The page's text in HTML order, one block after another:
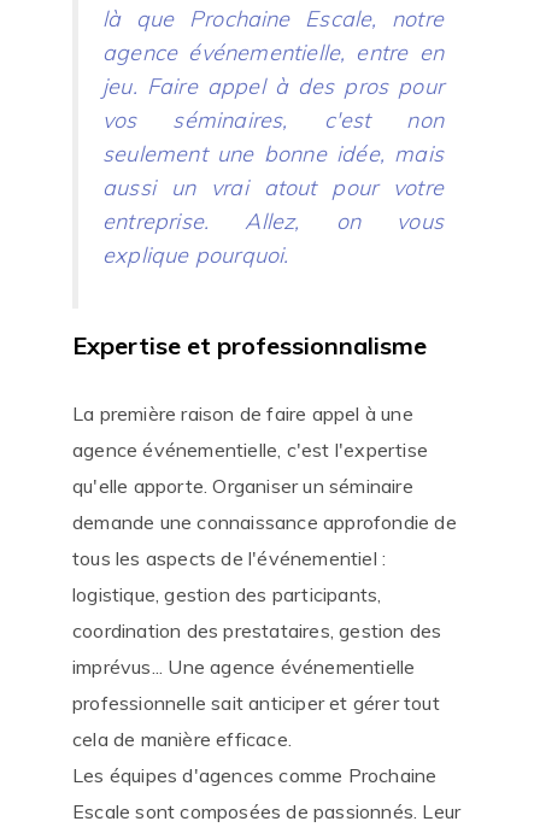
là que Prochaine Escale, notre
agence événementielle, entre en
jeu. Faire appel à des pros pour
vos séminaires, c'est non
seulement une bonne idée, mais
aussi un vrai atout pour votre
entreprise. Allez, on vous
explique pourquoi.
Expertise et professionnalisme
La première raison de faire appel à une
agence événementielle, c'est l'expertise
qu'elle apporte. Organiser un séminaire
demande une connaissance approfondie de
tous les aspects de l'événementiel :
logistique, gestion des participants,
coordination des prestataires, gestion des
imprévus... Une agence événementielle
professionnelle sait anticiper et gérer tout
cela de manière efficace.
Les équipes d'agences comme Prochaine
Escale sont composées de passionnés. Leur